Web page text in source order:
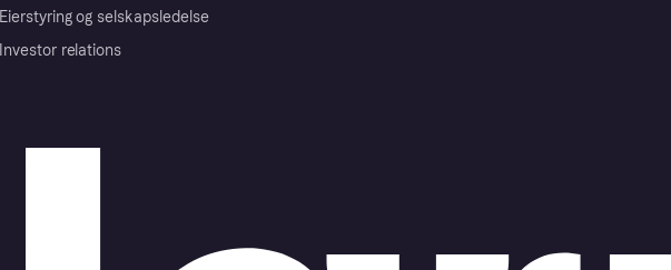
Eierstyring og selskapsledelse
Investor relations